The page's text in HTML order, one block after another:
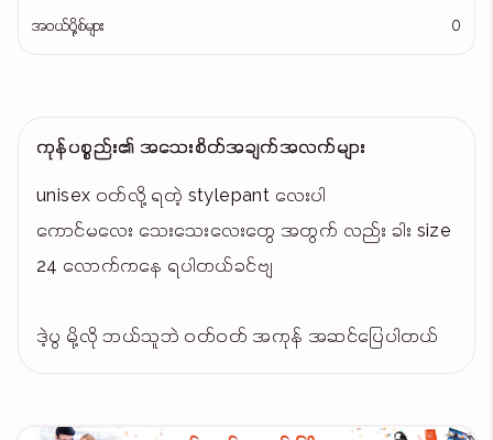
အဝယ်ပို့စ်များ 0
ကုန်ပစ္စည်း၏ အသေးစိတ်အချက်အလက်များ
unisex ဝတ်လို့ ရတဲ့ stylepant လေးပါ
ကောင်မလေး သေးသေးလေးတွေ အတွက် လည်း ခါး size
24 လောက်ကနေ ရပါတယ်ခင်ဗျ
ဒဲ့ပွ မို့လို ဘယ်သူဘဲ ဝတ်ဝတ် အကုန် အဆင်ပြေပါတယ်